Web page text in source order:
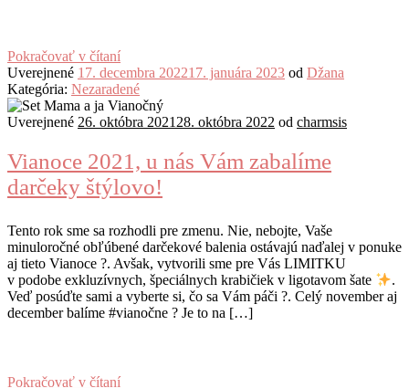
Pokračovať v čítaní
Uverejnené 17. decembra 202217. januára 2023 od Džana
Kategória: Nezaradené
Uverejnené 26. októbra 2021 28. októbra 2022 od charmsis
Vianoce 2021, u nás Vám zabalíme
darčeky štýlovo!
Tento rok sme sa rozhodli pre zmenu. Nie, nebojte, Vaše
minuloročné obľúbené darčekové balenia ostávajú naďalej v ponuke
aj tieto Vianoce ?. Avšak, vytvorili sme pre Vás LIMITKU
v podobe exkluzívnych, špeciálnych krabičiek v ligotavom šate
.
Veď posúďte sami a vyberte si, čo sa Vám páči ?. Celý november aj
december balíme #vianočne ? Je to na […]
Pokračovať v čítaní